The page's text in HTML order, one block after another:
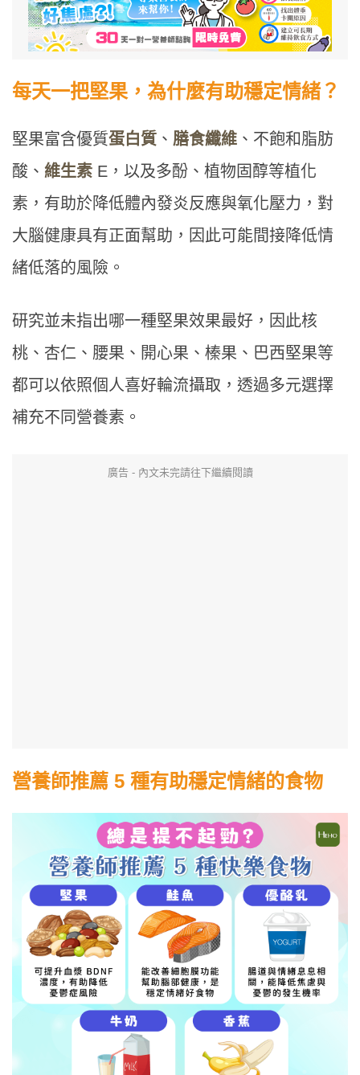
每天一把堅果，為什麼有助穩定情緒？
堅果富含優質蛋白質 、 膳食纖維 、不飽和脂肪
酸、 維生素 E，以及多酚、植物固醇等植化
素，有助於降低體內發炎反應與氧化壓力，對
大腦健康具有正面幫助，因此可能間接降低情
緒低落的風險。
研究並未指出哪一種堅果效果最好，因此核
桃、杏仁、腰果、開心果、榛果、巴西堅果等
都可以依照個人喜好輪流攝取，透過多元選擇
補充不同營養素。
廣告 - 內文未完請往下繼續閱讀
營養師推薦 5 種有助穩定情緒的食物